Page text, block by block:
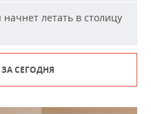
летать в столицу
СЕГОДНЯ